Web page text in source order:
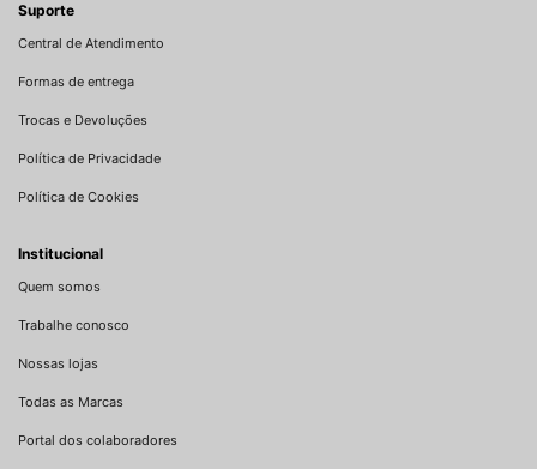
Suporte
Central de Atendimento
Formas de entrega
Trocas e Devoluções
Política de Privacidade
Política de Cookies
Institucional
Quem somos
Trabalhe conosco
Nossas lojas
Todas as Marcas
Portal dos colaboradores